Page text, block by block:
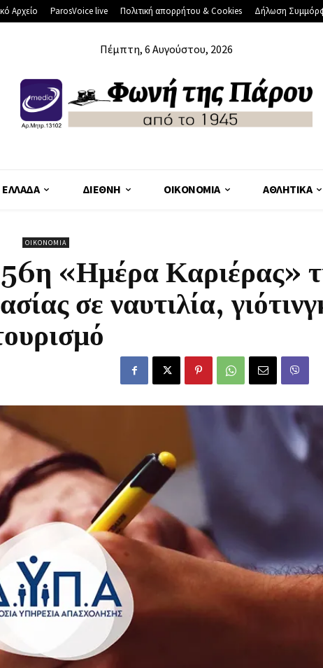
Αρχείο ParosVoice live Πολιτική απορρήτου & Cookies Δήλωση
Πέμπτη, 6 Αυγούστου, 2026
ΕΛΛΆΔΑ ΔΙΕΘΝΉ ΟΙΚΟΝΟΜΊΑ ΑΘΛΗΤΙΚΆ
ΟΙΚΟΝΟΜΊΑ
«Ημέρα Καριέρας»
σε ναυτιλία,